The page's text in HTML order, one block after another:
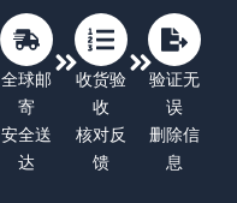
全球邮
寄
安全送
达
收货验
收
核对反
馈
验证无
误
删除信
息